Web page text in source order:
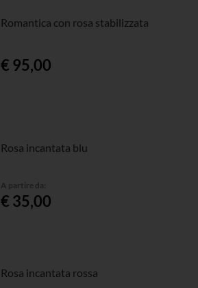
Romantica con rosa stabilizzata
€ 95,00
Rosa incantata blu
A partire da:
€ 35,00
Rosa incantata rossa